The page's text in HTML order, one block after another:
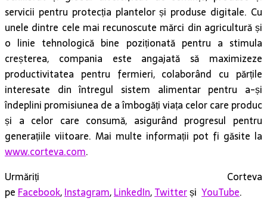
servicii pentru protecția plantelor și produse digitale. Cu
unele dintre cele mai recunoscute mărci din agricultură și
o linie tehnologică bine poziționată pentru a stimula
creșterea, compania este angajată să maximizeze
productivitatea pentru fermieri, colaborând cu părțile
interesate din întregul sistem alimentar pentru a-și
îndeplini promisiunea de a îmbogăți viața celor care produc
și a celor care consumă, asigurând progresul pentru
generațiile viitoare. Mai multe informații pot fi găsite la
www.corteva.com.
Urmăriți Corteva
peFacebook,Instagram,LinkedIn,Twitterși YouTube.